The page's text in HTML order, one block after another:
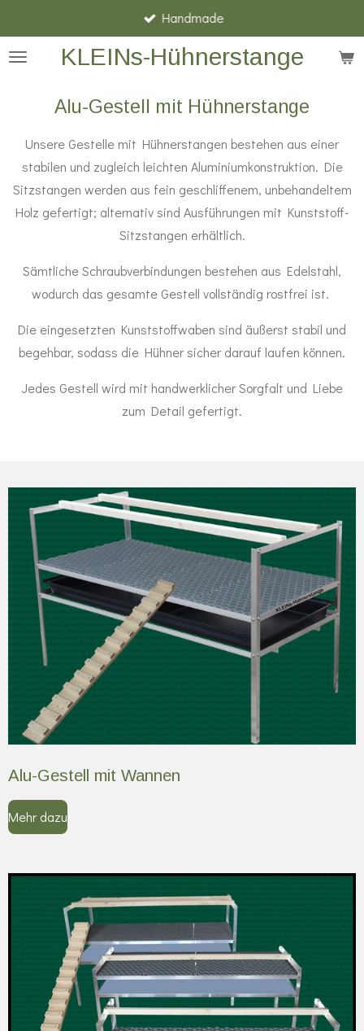
Hauptinhalt
springen KLEINs-Hühnerstange
Handmade
Alu-Gestell mit Hühnerstange
Unsere Gestelle mit Hühnerstangen bestehen aus einer
stabilen und zugleich leichten Aluminiumkonstruktion. Die
Sitzstangen werden aus fein geschliffenem, unbehandeltem
Holz gefertigt; alternativ sind Ausführungen mit Kunststoff-
Sitzstangen erhältlich.
Sämtliche Schraubverbindungen bestehen aus Edelstahl,
wodurch das gesamte Gestell vollständig rostfrei ist.
Die eingesetzten Kunststoffwaben sind äußerst stabil und
begehbar, sodass die Hühner sicher darauf laufen können.
Jedes Gestell wird mit handwerklicher Sorgfalt und Liebe
zum Detail gefertigt.
Alu-Gestell mit Wannen
Mehr dazu